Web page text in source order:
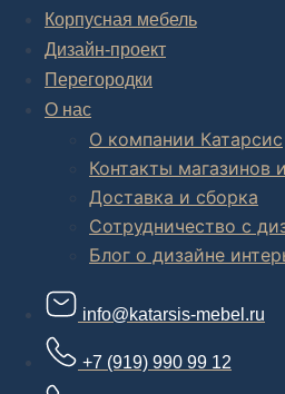
Корпусная мебель
Дизайн-проект
Перегородки
О нас
О компании Катарсис
Контакты магазинов
Доставка и сборка
Сотрудничество с
Блог о дизайне
info@katarsis-mebel.ru
+7 (919) 990 99 12